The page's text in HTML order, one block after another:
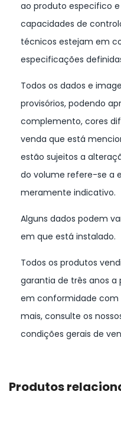
ao produto especifico
capacidades de
técnicos estejam em
especificações
Todos os dados e
provisórios, podendo
complemento, cores
venda que está
estão sujeitos a
do volume refere-se a
meramente indicativo.
Alguns dados podem
em que está instalado.
Todos os produtos
garantia de três anos
em conformidade com
mais, consulte os
condições gerais de
Produtos